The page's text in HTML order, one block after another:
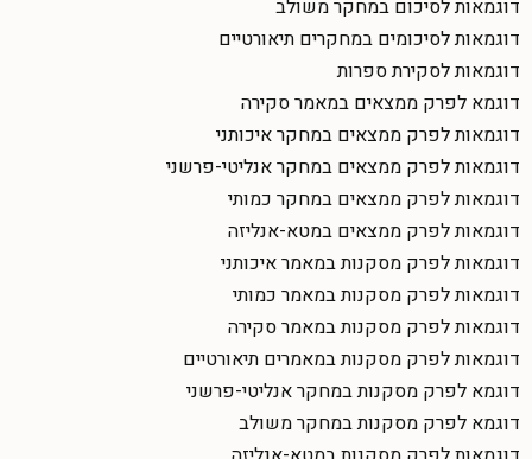
דוגמאות לסיכום במחקר משולב
דוגמאות לסיכומים במחקרים תיאורטיים
דוגמאות לסקירת ספרות
דוגמא לפרק ממצאים במאמר סקירה
דוגמאות לפרק ממצאים במחקר איכותני
דוגמאות לפרק ממצאים במחקר אנליטי-פרשני
דוגמאות לפרק ממצאים במחקר כמותי
דוגמאות לפרק ממצאים במטא-אנליזה
דוגמאות לפרק מסקנות במאמר איכותני
דוגמאות לפרק מסקנות במאמר כמותי
דוגמאות לפרק מסקנות במאמר סקירה
דוגמאות לפרק מסקנות במאמרים תיאורטיים
דוגמא לפרק מסקנות במחקר אנליטי-פרשני
דוגמא לפרק מסקנות במחקר משולב